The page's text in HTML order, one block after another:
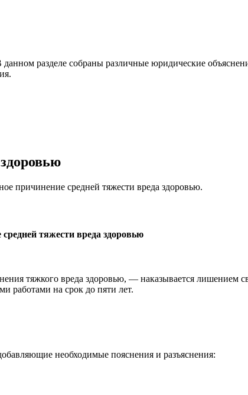
разделе собраны различные юридические
причинение средней тяжести вреда здоровью.
тяжести вреда здоровью
тяжкого вреда здоровью, — наказывается лишением
работами на срок до пяти лет.
необходимые пояснения и разъяснения: